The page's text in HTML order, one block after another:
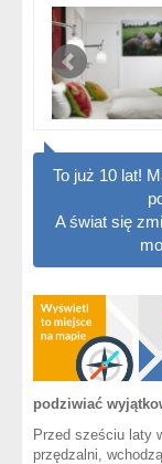
To już 10 lat!
A świat się
podziwiać
Przed sześciu laty
przędzalni,